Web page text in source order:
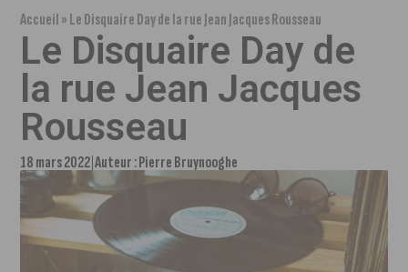
Accueil»Le Disquaire Day de la rue Jean Jacques Rousseau
Le Disquaire Day de
la rue Jean Jacques
Rousseau
18 mars 2022 Auteur :Pierre Bruynooghe